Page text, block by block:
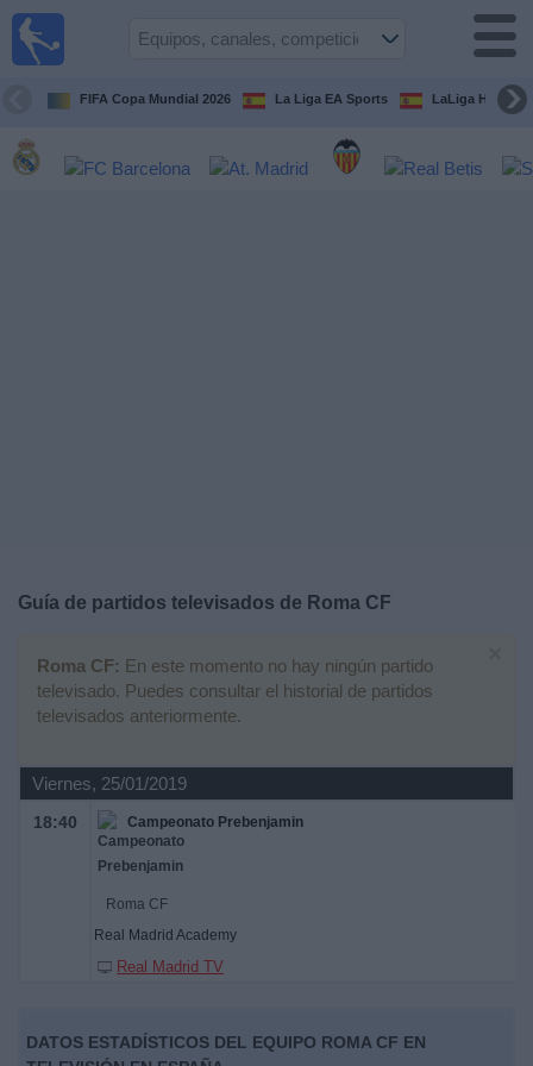
FIFA Copa Mundial 2026 La Liga EA Sports LaLiga
Guía de partidos televisados de Roma CF
Roma CF: En este momento no hay ningún partido
televisado. Puedes consultar el historial de partidos
televisados anteriormente.
Viernes, 25/01/2019
18:40 Campeonato Prebenjamin
Roma CF
Real Madrid Academy
Real Madrid TV
DATOS ESTADÍSTICOS DEL EQUIPO ROMA CF EN
Guía de
Televisados
Noticias
Widget